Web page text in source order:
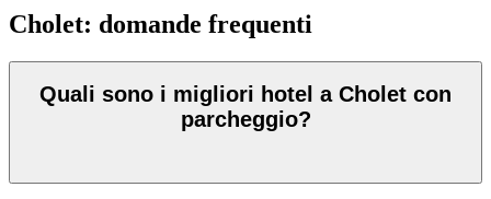
Cholet: domande frequenti
Quali sono i migliori hotel a Cholet con
parcheggio?